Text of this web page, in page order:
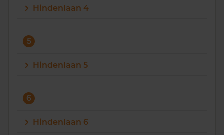
Hindenlaan 4
5
Hindenlaan 5
6
Hindenlaan 6